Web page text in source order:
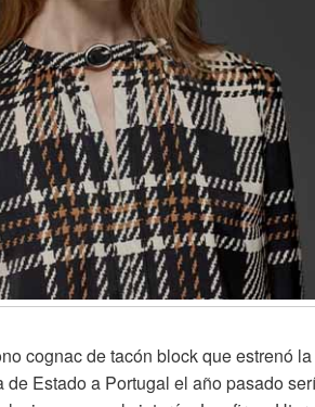
cognac de tacón block que estrenó la
de Estado a Portugal el año pasado